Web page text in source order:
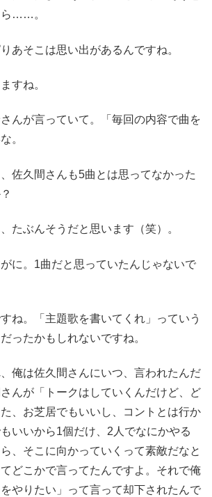
ら……。
あそこは思い出があるんですね。
すね。
さんが言っていて。「毎回の内容で曲を
。
、佐久間さんも5曲とは思ってなかった
たぶんそうだと思います（笑）。
がに。1曲だと思っていたんじゃないで
すね。「主題歌を書いてくれ」っていう
ったかもしれないですね。
、俺は佐久間さんにいつ、言われたんだ
んが「トークはしていくんだけど、ど
、お芝居でもいいし、コントとは行か
いいから1個だけ、2人でなにかやる
、そこに向かっていくって素敵だなと
どこかで言ってたんですよ。それで俺
やりたい」って言って却下されたんで